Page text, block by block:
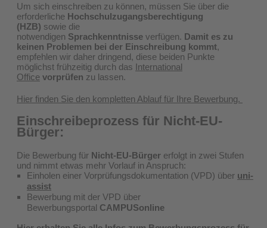
Um sich einschreiben zu können, müssen Sie über die
erforderliche Hochschulzugangsberechtigung
(HZB) sowie die
notwendigen Sprachkenntnisse verfügen. Damit es zu
keinen Problemen bei der Einschreibung kommt,
empfehlen wir daher dringend, diese beiden Punkte
möglichst frühzeitig durch das International
Office vorprüfen zu lassen.
Hier finden Sie den kompletten Ablauf für Ihre Bewerbung.
Einschreibeprozess für Nicht-EU-
Bürger:
Die Bewerbung für Nicht-EU-Bürger erfolgt in zwei Stufen
und nimmt etwas mehr Vorlauf in Anspruch:
Einholen einer Vorprüfungsdokumentation (VPD) über uni-
assist
Bewerbung mit der VPD über
Bewerbungsportal CAMPUSonline